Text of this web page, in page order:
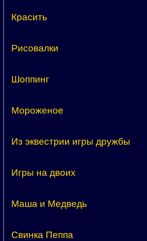
Красить
Рисовалки
Шоппинг
Мороженое
Из эквестрии игры дружбы
Игры на двоих
Маша и Медведь
Свинка Пеппа